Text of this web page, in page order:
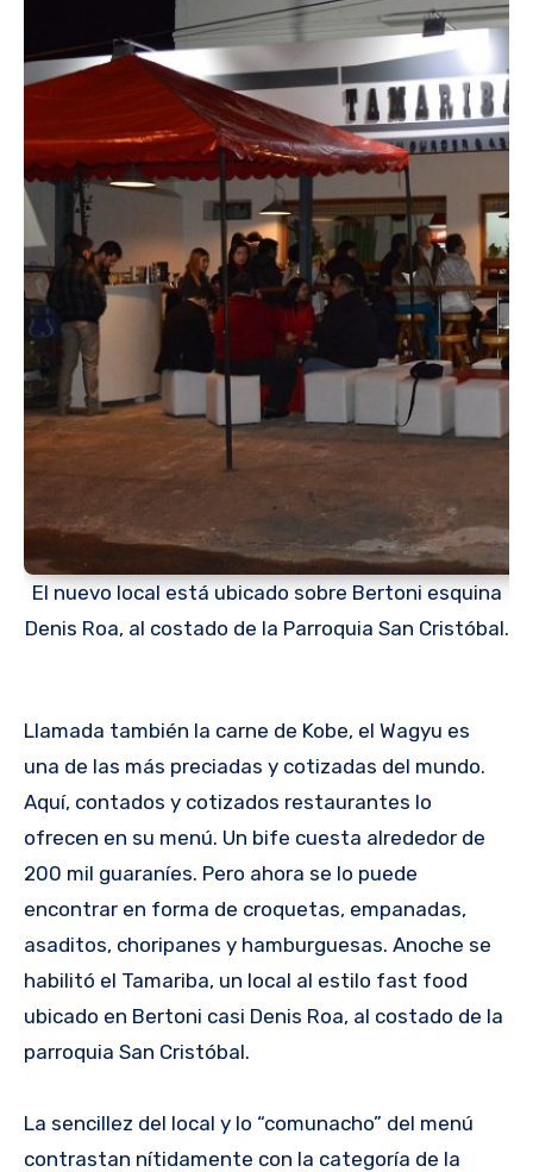
El nuevo local está ubicado sobre Bertoni esquina
Denis Roa, al costado de la Parroquia San Cristóbal.
Llamada también la carne de Kobe, el Wagyu es
una de las más preciadas y cotizadas del mundo.
Aquí, contados y cotizados restaurantes lo
ofrecen en su menú. Un bife cuesta alrededor de
200 mil guaraníes. Pero ahora se lo puede
encontrar en forma de croquetas, empanadas,
asaditos, choripanes y hamburguesas. Anoche se
habilitó el Tamariba, un local al estilo fast food
ubicado en Bertoni casi Denis Roa, al costado de la
parroquia San Cristóbal.
La sencillez del local y lo “comunacho” del menú
contrastan nítidamente con la categoría de la